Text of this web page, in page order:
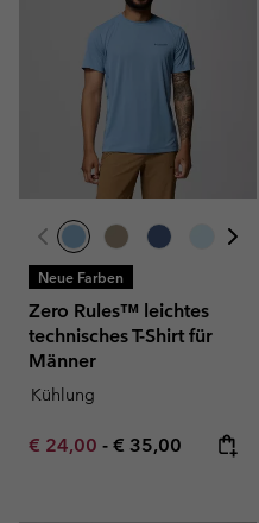
Neue Farben
Zero Rules™ leichtes
technisches T-Shirt für
Männer
Kühlung
Minimum sale price:
€ 24,00 - Maximum price:
€ 35,00